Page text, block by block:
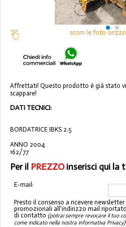
scorri le foto
Affrettati! Questo prodotto è già stato
scappare!
DATI TECNICI:
BORDATRICE IBKS 2.5
ANNO 2004
162/77
Per il PREZZOinserisci qui la
E-mail:
Presto il consenso a ricevere
promozionali all'indirizzo mail
di contatto (potrai sempre revocare il tuo
come indicato nella nostra informativa Privacy):